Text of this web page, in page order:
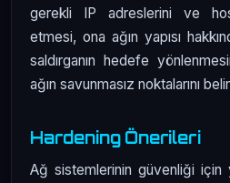
gerekli IP adreslerini ve
etmesi, ona ağın yapısı
saldırganın hedefe
ağın savunmasız noktalarını
Hardening Önerileri
Ağ sistemlerinin güvenliği için